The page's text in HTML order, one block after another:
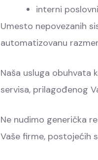
interni
Umesto nepovezanih
automatizovanu
Naša usluga obuhvata
servisa, prilagođenog
Ne nudimo generička
Vaše firme, postojećih